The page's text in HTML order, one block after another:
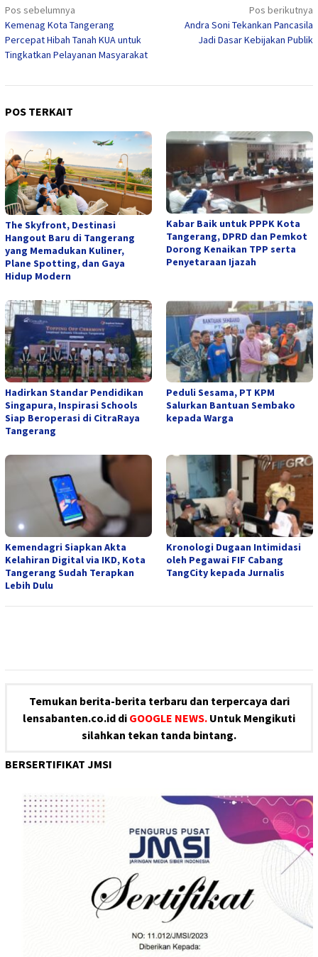
Navigasi
pos
Pos sebelumnya
Kemenag Kota Tangerang
Percepat Hibah Tanah KUA untuk
Tingkatkan Pelayanan Masyarakat
Pos berikutnya
Andra Soni Tekankan Pancasila
Jadi Dasar Kebijakan Publik
POS TERKAIT
The Skyfront, Destinasi
Hangout Baru di Tangerang
yang Memadukan Kuliner,
Plane Spotting, dan Gaya
Hidup Modern
Kabar Baik untuk PPPK Kota
Tangerang, DPRD dan Pemkot
Dorong Kenaikan TPP serta
Penyetaraan Ijazah
Hadirkan Standar Pendidikan
Singapura, Inspirasi Schools
Siap Beroperasi di CitraRaya
Tangerang
Peduli Sesama, PT KPM
Salurkan Bantuan Sembako
kepada Warga
Kemendagri Siapkan Akta
Kelahiran Digital via IKD, Kota
Tangerang Sudah Terapkan
Lebih Dulu
Kronologi Dugaan Intimidasi
oleh Pegawai FIF Cabang
TangCity kepada Jurnalis
Temukan berita-berita terbaru dan terpercaya dari
lensabanten.co.id di GOOGLE NEWS. Untuk Mengikuti
silahkan tekan tanda bintang.
BERSERTIFIKAT JMSI